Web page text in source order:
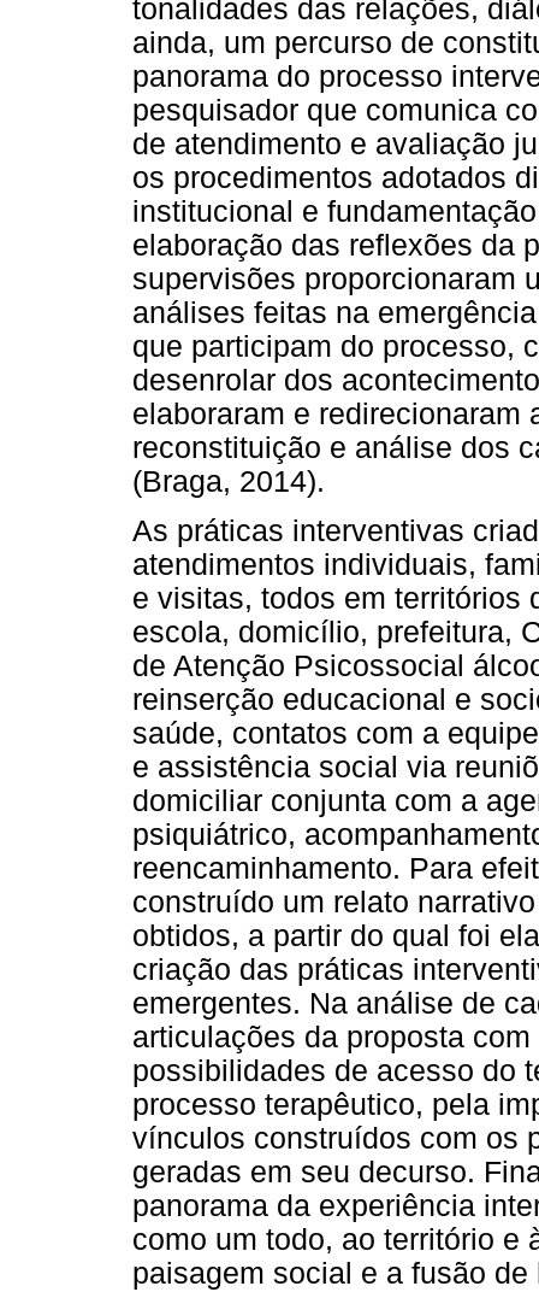
tonalidades das relações,
ainda, um percurso de
panorama do processo
pesquisador que comunica
de atendimento e avaliação
os procedimentos adotados
institucional e
elaboração das reflexões da
supervisões proporcionaram
análises feitas na
que participam do processo,
desenrolar dos
elaboraram e redirecionaram
reconstituição e análise dos
(Braga, 2014).
As práticas interventivas
atendimentos individuais,
e visitas, todos em territórios
escola, domicílio, prefeitura,
de Atenção Psicossocial
reinserção educacional e
saúde, contatos com a
e assistência social via
domiciliar conjunta com a
psiquiátrico,
reencaminhamento. Para
construído um relato
obtidos, a partir do qual foi
criação das práticas
emergentes. Na análise de
articulações da proposta
possibilidades de acesso do
processo terapêutico, pela
vínculos construídos com os
geradas em seu decurso.
panorama da experiência
como um todo, ao território e
paisagem social e a fusão